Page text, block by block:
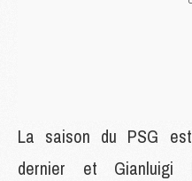
La saison du PSG
dernier et Gianluigi